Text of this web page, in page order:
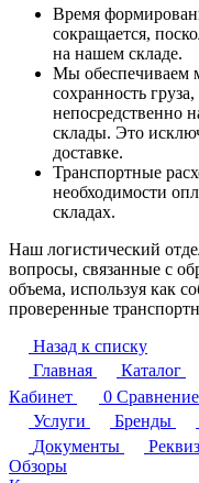
Время
сокращается,
на нашем складе.
Мы обеспечиваем
сохранность
непосредственно
склады. Это
доставке.
Транспортные
необходимости
складах.
Наш логистический
вопросы, связанные с
объема, используя как
проверенные
Назад к списку
Главная
Каталог
Кабинет
0 Сравнение
Услуги
Бренды
Документы
Обзоры